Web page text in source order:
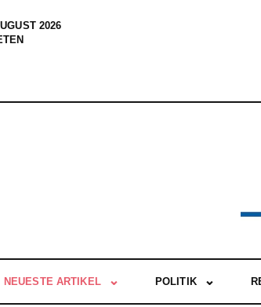
2026
NEUESTE ARTIKEL POLITIK